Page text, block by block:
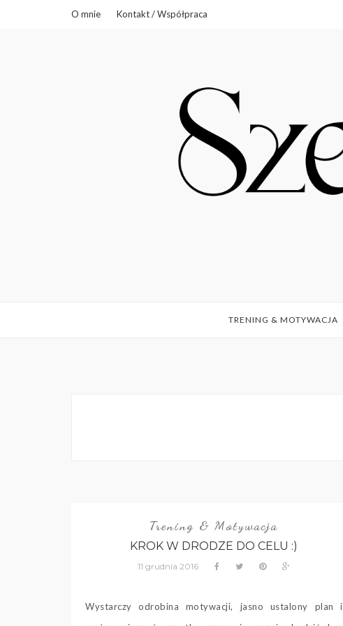
O mnie Kontakt / Współpraca
TRENING & MOTYWACJA
Trening & Motywacja
KROK W DRODZE DO CELU :)
11 grudnia 2016
Wystarczy odrobina motywacji, jasno ustalony plan i